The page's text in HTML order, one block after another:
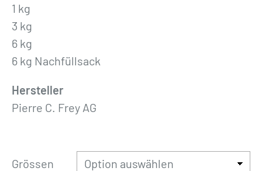
1 kg
3 kg
6 kg
6 kg Nachfüllsack
Hersteller
Pierre C. Frey AG
Grössen